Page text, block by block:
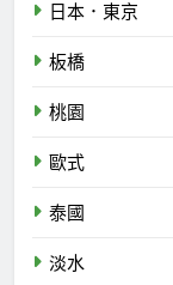
日本．東京
板橋
桃園
歐式
泰國
淡水